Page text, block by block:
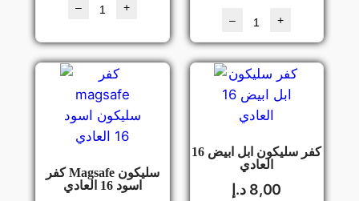
– +
– +
كفر Magsafe سليكون
اسود 16 العادي
كفر سليكون ابل ابيض 16
العادي
8,00 د.إ